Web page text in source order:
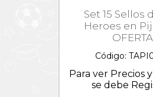
Set 15 Sellos
Heroes en
OFERTA
Código:
Para ver Precios
se debe